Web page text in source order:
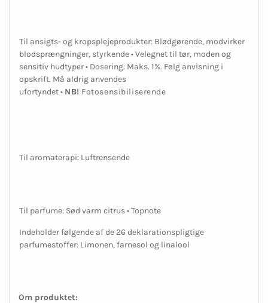
Til ansigts- og kropsplejeprodukter: Blødgørende, modvirker
blodsprængninger, styrkende • Velegnet til tør, moden og
sensitiv hudtyper • Dosering: Maks. 1%. Følg anvisning i
opskrift. Må aldrig anvendes
ufortyndet • NB! Fotosensibiliserende
Til aromaterapi: Luftrensende
Til parfume: Sød varm citrus • Topnote
Indeholder følgende af de 26 deklarationspligtige
parfumestoffer: Limonen, farnesol og linalool
Om produktet: